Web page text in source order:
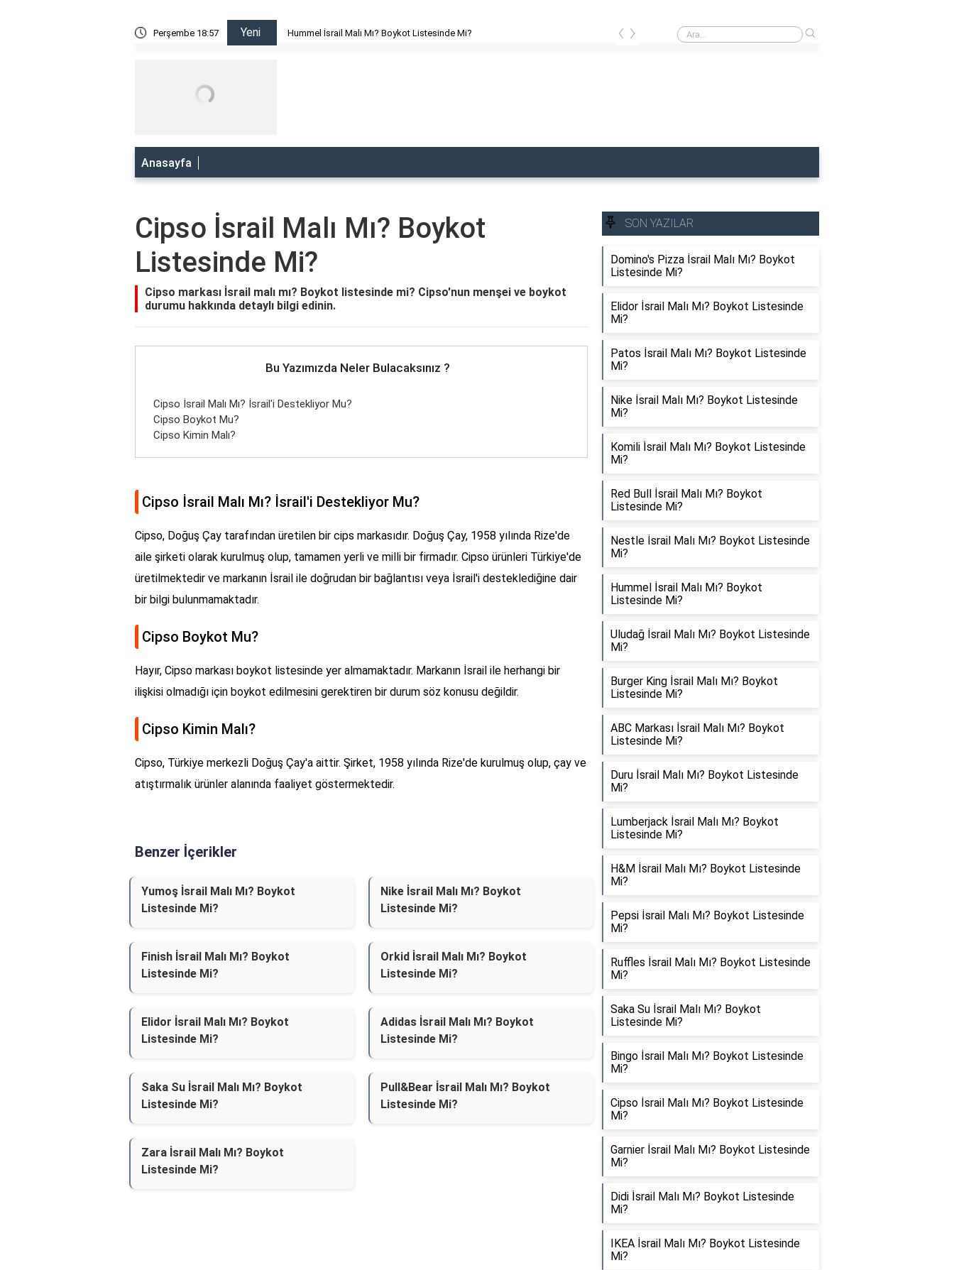
Perşembe 18:57 Yeni Hummel İsrail Malı Mı? Boykot Listesinde Mi? Uludağ İsrail Malı Mı? Boykot Listesinde Mi?
‹ ›
Anasayfa
Cipso İsrail Malı Mı? Boykot
Listesinde Mi?
Cipso markası İsrail malı mı? Boykot listesinde mi? Cipso'nun menşei ve boykot
durumu hakkında detaylı bilgi edinin.
Bu Yazımızda Neler Bulacaksınız ?
Cipso İsrail Malı Mı? İsrail'i Destekliyor Mu?
Cipso Boykot Mu?
Cipso Kimin Malı?
Cipso İsrail Malı Mı? İsrail'i Destekliyor Mu?
Cipso, Doğuş Çay tarafından üretilen bir cips markasıdır. Doğuş Çay, 1958 yılında Rize'de
aile şirketi olarak kurulmuş olup, tamamen yerli ve milli bir firmadır. Cipso ürünleri Türkiye'de
üretilmektedir ve markanın İsrail ile doğrudan bir bağlantısı veya İsrail'i desteklediğine dair
bir bilgi bulunmamaktadır.
Cipso Boykot Mu?
Hayır, Cipso markası boykot listesinde yer almamaktadır. Markanın İsrail ile herhangi bir
ilişkisi olmadığı için boykot edilmesini gerektiren bir durum söz konusu değildir.
Cipso Kimin Malı?
Cipso, Türkiye merkezli Doğuş Çay'a aittir. Şirket, 1958 yılında Rize'de kurulmuş olup, çay ve
atıştırmalık ürünler alanında faaliyet göstermektedir.
Benzer İçerikler
Yumoş İsrail Malı Mı? Boykot
Listesinde Mi?
Nike İsrail Malı Mı? Boykot
Listesinde Mi?
Finish İsrail Malı Mı? Boykot
Listesinde Mi?
Orkid İsrail Malı Mı? Boykot
Listesinde Mi?
Elidor İsrail Malı Mı? Boykot
Listesinde Mi?
Adidas İsrail Malı Mı? Boykot
Listesinde Mi?
Saka Su İsrail Malı Mı? Boykot
Listesinde Mi?
Pull&Bear İsrail Malı Mı? Boykot
Listesinde Mi?
Zara İsrail Malı Mı? Boykot
Listesinde Mi?
SON YAZILAR
Domino's Pizza İsrail Malı Mı? Boykot
Listesinde Mi?
Elidor İsrail Malı Mı? Boykot Listesinde
Mi?
Patos İsrail Malı Mı? Boykot Listesinde
Mi?
Nike İsrail Malı Mı? Boykot Listesinde
Mi?
Komili İsrail Malı Mı? Boykot Listesinde
Mi?
Red Bull İsrail Malı Mı? Boykot
Listesinde Mi?
Nestle İsrail Malı Mı? Boykot Listesinde
Mi?
Hummel İsrail Malı Mı? Boykot
Listesinde Mi?
Uludağ İsrail Malı Mı? Boykot Listesinde
Mi?
Burger King İsrail Malı Mı? Boykot
Listesinde Mi?
ABC Markası İsrail Malı Mı? Boykot
Listesinde Mi?
Duru İsrail Malı Mı? Boykot Listesinde
Mi?
Lumberjack İsrail Malı Mı? Boykot
Listesinde Mi?
H&M İsrail Malı Mı? Boykot Listesinde
Mi?
Pepsi İsrail Malı Mı? Boykot Listesinde
Mi?
Ruffles İsrail Malı Mı? Boykot Listesinde
Mi?
Saka Su İsrail Malı Mı? Boykot
Listesinde Mi?
Bingo İsrail Malı Mı? Boykot Listesinde
Mi?
Cipso İsrail Malı Mı? Boykot Listesinde
Mi?
Garnier İsrail Malı Mı? Boykot Listesinde
Mi?
Didi İsrail Malı Mı? Boykot Listesinde
Mi?
IKEA İsrail Malı Mı? Boykot Listesinde
Mi?